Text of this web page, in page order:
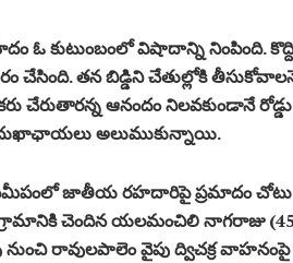
ఓ కుటుంబంలో విషాదాన్ని నింపింది. కొద్ది
చేసింది. తన బిడ్డిని చేతుల్లోకి
చేరుతారన్న ఆనందం నిలవకుండానే
దుఖాఛాయలు అలుముకున్నాయి.
జాతీయ రహదారిపై ప్రమాదం చోటు
చెందిన యలమంచిలి నాగరాజు (45)
రావులపాలెం వైపు ద్విచక్ర వాహనంపై